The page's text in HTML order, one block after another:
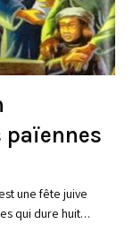
une fête juive
qui dure huit…